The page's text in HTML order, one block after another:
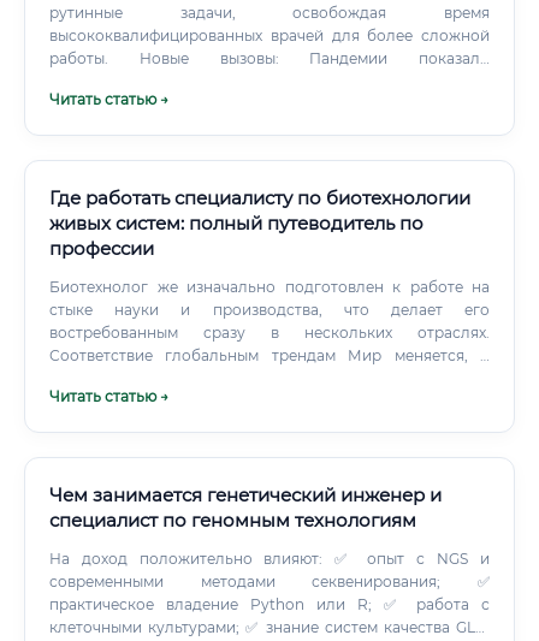
рутинные задачи, освобождая время
высококвалифицированных врачей для более сложной
работы. Новые вызовы: Пандемии показали
больными. Это один из самых частых страхов, связанных с
Читать статью →
Где работать специалисту по биотехнологии
живых систем: полный путеводитель по
профессии
Биотехнолог же изначально подготовлен к работе на
стыке науки и производства, что делает его
востребованным сразу в нескольких отраслях.
Соответствие глобальным трендам Мир меняется, и
изменений. Три крупнейших глобальных тренда —
Читать статью →
Чем занимается генетический инженер и
специалист по геномным технологиям
На доход положительно влияют: ✅ опыт с NGS и
современными методами секвенирования; ✅
практическое владение Python или R; ✅ работа с
клеточными культурами; ✅ знание систем качества GLP,